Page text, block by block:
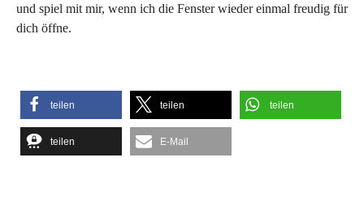
und spiel mit mir, wenn ich die Fenster wieder einmal freudig für
dich öffne.
teilen teilen teilen
teilen E-Mail